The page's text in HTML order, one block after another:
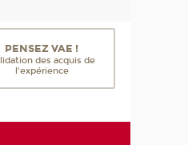
PENSEZ VAE !
des acquis de
l'expérience